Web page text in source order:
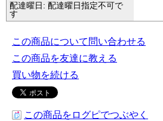
配達曜日: 配達曜日指定不可で
す
この商品について問い合わせる
この商品を友達に教える
買い物を続ける
この商品をログピでつぶやく